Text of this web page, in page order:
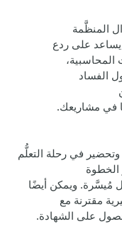
المنظَّمة
يساعد على ردع
المحاسبية،
الفساد
في مشاريعك.
في رحلة التعلُّم
الخطوة
مُيسَّرة. ويمكن أيضًا
مقترنة مع
على الشهادة.